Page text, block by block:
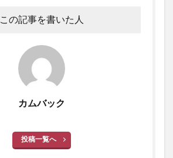
この記事を書いた人
カムバック
投稿一覧へ